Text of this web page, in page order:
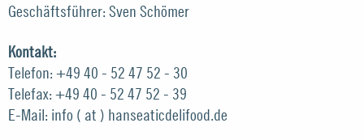
Geschäftsführer: Sven Schömer
Kontakt:
Telefon: +49 40 - 52 47 52 - 30
Telefax: +49 40 - 52 47 52 - 39
E-Mail: info ( at ) hanseaticdelifood.de